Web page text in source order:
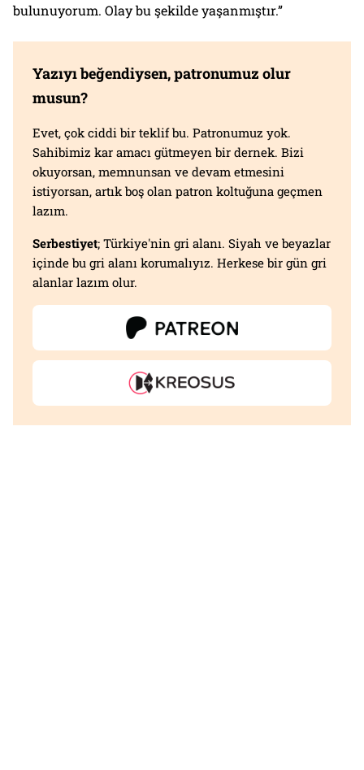
bulunuyorum. Olay bu şekilde yaşanmıştır.”
Yazıyı beğendiysen, patronumuz olur
musun?
Evet, çok ciddi bir teklif bu. Patronumuz yok.
Sahibimiz kar amacı gütmeyen bir dernek. Bizi
okuyorsan, memnunsan ve devam etmesini
istiyorsan, artık boş olan patron koltuğuna geçmen
lazım.
Serbestiyet; Türkiye'nin gri alanı. Siyah ve beyazlar
içinde bu gri alanı korumalıyız. Herkese bir gün gri
alanlar lazım olur.